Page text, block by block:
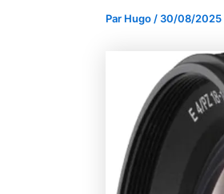
Par Hugo / 30/08/2025